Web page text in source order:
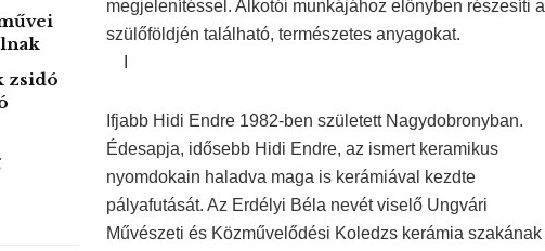
zsidó
megjelenítéssel. Alkotói munkájához előnyben részesíti a
szülőföldjén található, természetes anyagokat.
Ifjabb Hidi Endre 1982-ben született Nagydobronyban.
Édesapja, idősebb Hidi Endre, az ismert keramikus
nyomdokain haladva maga is kerámiával kezdte
pályafutását. Az Erdélyi Béla nevét viselő Ungvári
Művészeti és Közművelődési Koledzs kerámia szakának